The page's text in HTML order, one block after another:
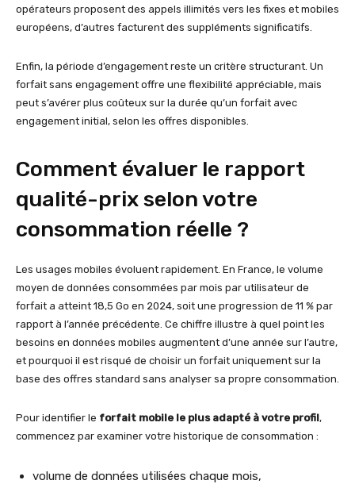
opérateurs proposent des appels illimités vers les fixes et mobiles
européens, d’autres facturent des suppléments significatifs.
Enfin, la période d’engagement reste un critère structurant. Un
forfait sans engagement offre une flexibilité appréciable, mais
peut s’avérer plus coûteux sur la durée qu’un forfait avec
engagement initial, selon les offres disponibles.
Comment évaluer le rapport
qualité-prix selon votre
consommation réelle ?
Les usages mobiles évoluent rapidement. En France, le volume
moyen de données consommées par mois par utilisateur de
forfait a atteint 18,5 Go en 2024, soit une progression de 11 % par
rapport à l’année précédente. Ce chiffre illustre à quel point les
besoins en données mobiles augmentent d’une année sur l’autre,
et pourquoi il est risqué de choisir un forfait uniquement sur la
base des offres standard sans analyser sa propre consommation.
Pour identifier le forfait mobile le plus adapté à votre profil,
commencez par examiner votre historique de consommation :
volume de données utilisées chaque mois,